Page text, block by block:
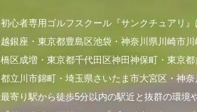
初心者専用ゴルフスクール『サンクチュアリ
越銀座・東京都豊島区池袋・神奈川県川崎市
橋区成増・東京都千代田区神田神保町・東京
都立川市錦町・埼玉県さいたま市大宮区・神
最寄り駅から徒歩5分以内の駅近と抜群の環境